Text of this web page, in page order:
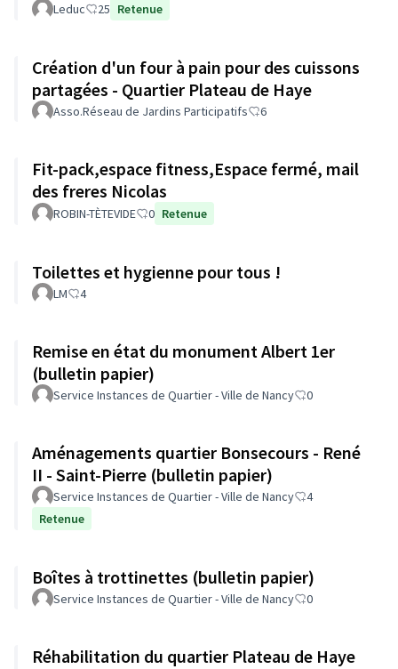
Leduc 25 Retenue
Création d'un four à pain pour des cuissons
partagées - Quartier Plateau de Haye
Asso.Réseau de Jardins Participatifs 6
Fit-pack,espace fitness,Espace fermé, mail
des freres Nicolas
ROBIN-TÈTEVIDE 0 Retenue
Toilettes et hygienne pour tous !
LM 4
Remise en état du monument Albert 1er
(bulletin papier)
Service Instances de Quartier - Ville de Nancy 0
Aménagements quartier Bonsecours - René
II - Saint-Pierre (bulletin papier)
Service Instances de Quartier - Ville de Nancy
4
Retenue
Boîtes à trottinettes (bulletin papier)
Service Instances de Quartier - Ville de Nancy 0
Réhabilitation du quartier Plateau de Haye